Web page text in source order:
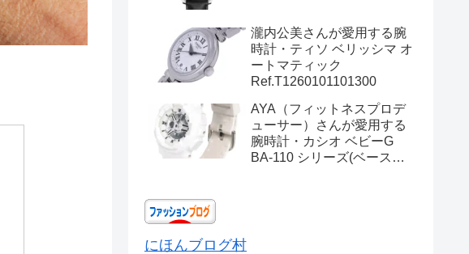
瀧内公美さんが愛用する腕
時計・ティソ ベリッシマ オ
ートマティック
Ref.T1260101101300
AYA（フィットネスプロデ
ューサー）さんが愛用する
腕時計・カシオ ベビーG
BA-110 シリーズ(ベースモ
にほんブログ村